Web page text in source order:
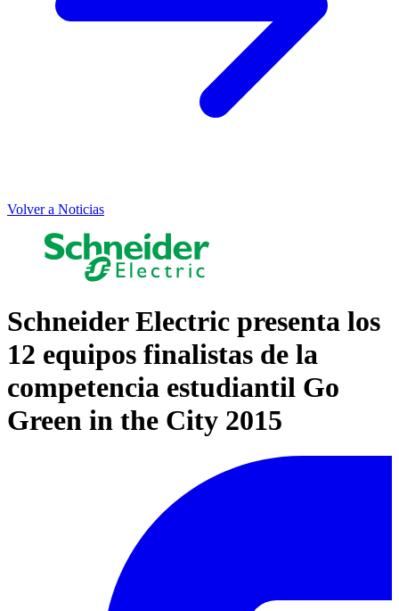
Volver a Noticias
Schneider Electric presenta los
12 equipos finalistas de la
competencia estudiantil Go
Green in the City 2015